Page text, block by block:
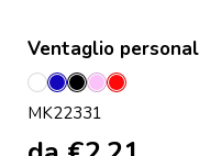
Ventaglio
Bianco
BluNero
RosaRosso
MK22331